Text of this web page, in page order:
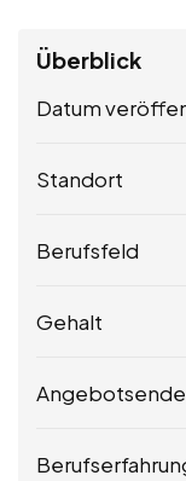
Überblick
Datum
Standort
Berufsfeld
Gehalt
Angebotsende